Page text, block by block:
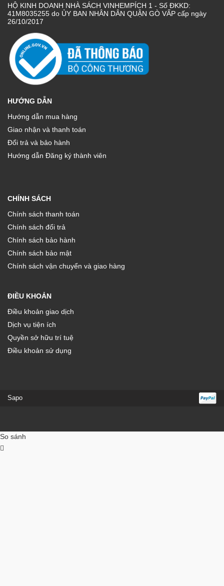
HỘ KINH DOANH NHÀ SÁCH VINHEMPÍCH 1 - Số ĐKKD:
41M8035255 do ỦY BAN NHÂN DÂN QUẬN GÒ VẤP cấp ngày
26/10/2017
HƯỚNG DẪN
Hướng dẫn mua hàng
Giao nhận và thanh toán
Đổi trả và bảo hành
Hướng dẫn Đăng ký thành viên
CHÍNH SÁCH
Chính sách thanh toán
Chính sách đổi trả
Chính sách bảo hành
Chính sách bảo mật
Chính sách vận chuyển và giao hàng
ĐIỀU KHOẢN
Điều khoản giao dịch
Dịch vụ tiện ích
Quyền sở hữu trí tuệ
Điều khoản sử dụng
Sapo
So sánh